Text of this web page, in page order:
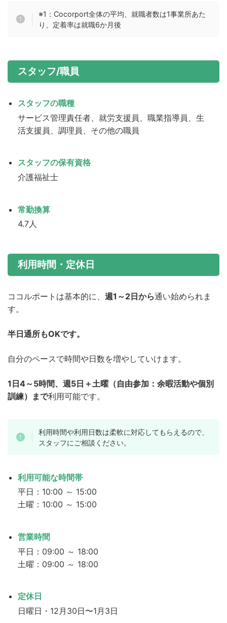
※1：Cocorport全体の平均、就職者数は1事業所あた
り、定着率は就職6か月後
スタッフ/職員
スタッフの職種
サービス管理責任者、就労支援員、職業指導員、生
活支援員、調理員、その他の職員
スタッフの保有資格
介護福祉士
常勤換算
4.7人
利用時間・定休日
ココルポートは基本的に、 週1～2日から通い始められま
す。
半日通所もOKです。
自分のペースで時間や日数を増やしていけます。
1日4～5時間、週5日＋土曜（自由参加：余暇活動や個別
訓練）まで利用可能です。
利用時間や利用日数は柔軟に対応してもらえるので、
スタッフにご相談ください。
利用可能な時間帯
平日：10:00 ～ 15:00
土曜：10:00 ～ 15:00
営業時間
平日：09:00 ～ 18:00
土曜：09:00 ～ 18:00
定休日
日曜日・12月30日〜1月3日